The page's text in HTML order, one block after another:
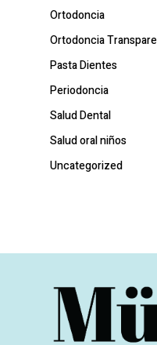
Ortodoncia
Ortodoncia
Pasta Dientes
Periodoncia
Salud Dental
Salud oral niños
Uncategorized